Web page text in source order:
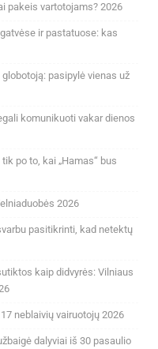
pakeis vartotojams? 2026
ir pastatuose: kas
pasipylė vienas už
komunikuoti vakar dienos
po to, kai „Hamas“ bus
2026
pasitikrinti, kad netektų
kaip didvyrės: Vilniaus
neblaivių vairuotojų 2026
dalyviai iš 30 pasaulio